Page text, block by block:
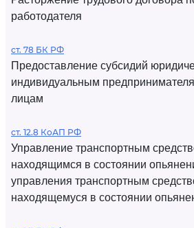
работодателя
ст. 78 БК РФ
Предоставление субсидий
индивидуальным
лицам
ст. 12.8 КоАП РФ
Управление транспортным
находящимся в состоянии
управления транспортным
находящемуся в состоянии